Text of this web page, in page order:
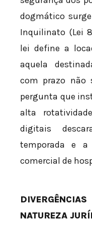
dogmático
Inquilinato (Lei
lei define a
aquela
com prazo não
pergunta que
alta
digitais
temporada e a
comercial de
NATUREZA